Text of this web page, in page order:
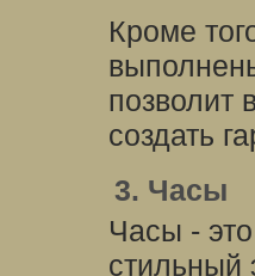
Кроме
позволит
создать
3. Часы
Часы -
стильный